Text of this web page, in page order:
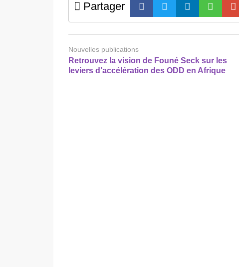
Partager
Nouvelles publications
Retrouvez la vision de Founé Seck sur les
leviers d’accélération des ODD en Afrique